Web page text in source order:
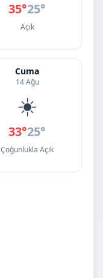
35°25°
Açık
Cuma
14 Ağu
☀️
33°25°
Çoğunlukla Açık